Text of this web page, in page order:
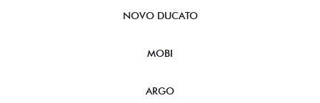
NOVO DUCATO
MOBI
ARGO